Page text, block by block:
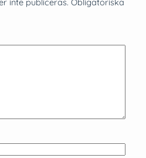
inte publiceras. Obligatoriska